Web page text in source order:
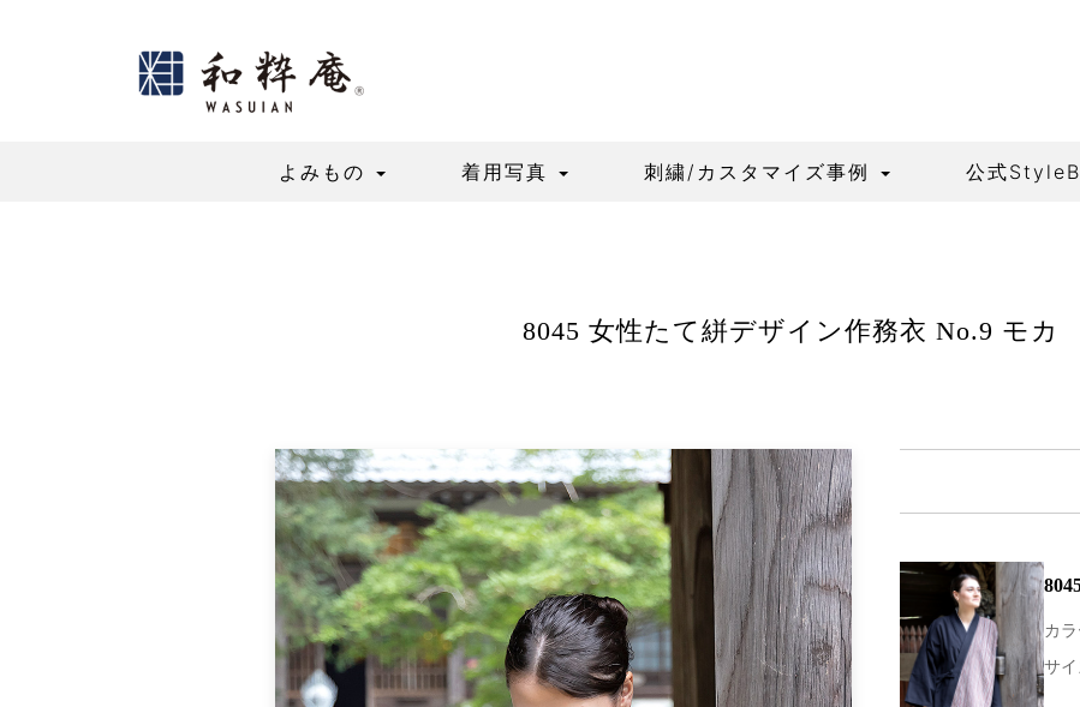
よみもの 着用写真 刺繍/カスタマイズ事例 公式
8045 女性たて絣デザイン作務衣 No.9 モカ
カラ
サ